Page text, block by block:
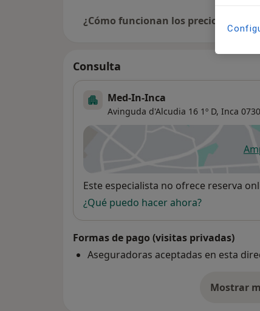
¿Cómo funcionan los precios?
Consulta
Med-In-Inca
Avinguda d'Alcudia 16 1º D, Inca
Disponibilidad
Este especialista no ofrece reserva
¿Qué puedo hacer ahora?
Formas de pago (visitas privadas)
Aseguradoras aceptadas en esta
Mostrar